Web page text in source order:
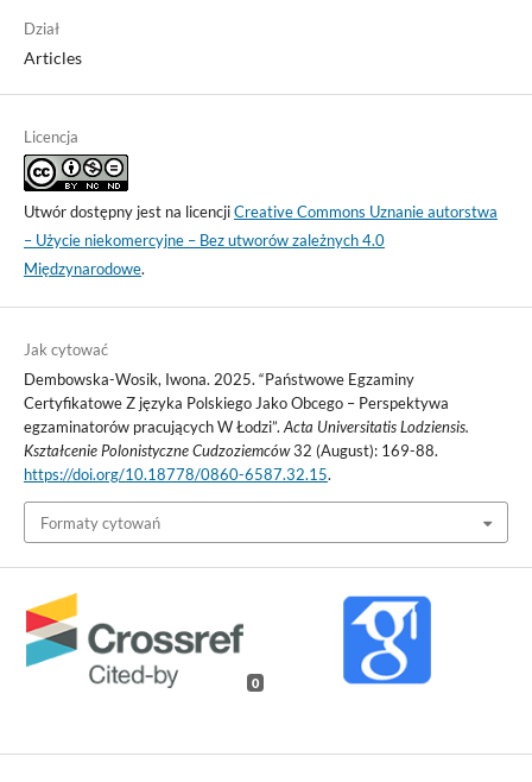
Dział
Articles
Licencja
Utwór dostępny jest na licencjiCreative Commons Uznanie autorstwa
– Użycie niekomercyjne – Bez utworów zależnych 4.0
Międzynarodowe.
Jak cytować
Dembowska-Wosik, Iwona. 2025. “Państwowe Egzaminy
Certyfikatowe Z języka Polskiego Jako Obcego – Perspektywa
egzaminatorów pracujących W Łodzi”.Acta Universitatis Lodziensis.
Kształcenie Polonistyczne Cudzoziemców32 (August): 169-88.
https://doi.org/10.18778/0860-6587.32.15.
Formaty cytowań
0